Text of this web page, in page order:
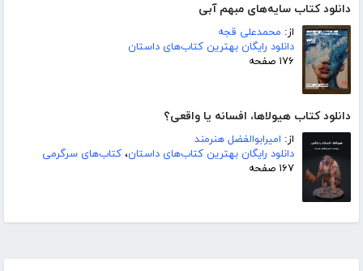
دانلود کتاب سایه‌های مبهم آبی
از: محمدعلی قجه
دانلود رایگان بهترین کتاب‌های داستان
۱۷۶ صفحه
دانلود کتاب هیولاها، افسانه یا واقعی؟
از: امیرابوالفضل هنرمند
دانلود رایگان بهترین کتاب‌های داستان، کتاب‌های سرگرمی
۱۶۷ صفحه